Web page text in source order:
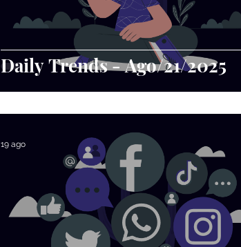
Daily Trends - Ago/21/2025
19 ago